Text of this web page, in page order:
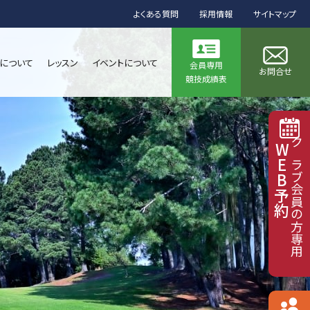
よくある質問 採用情報 サイトマップ
ついて レッスン イベントについて
会員専用
競技成績表
お問合せ
クラブ会員の方専用
WEB予約